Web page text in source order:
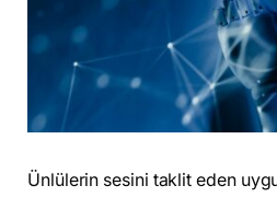
Ünlülerin sesini taklit eden